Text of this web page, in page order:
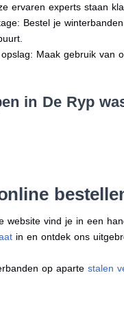
ervaren experts staan
Bestel je
Maak gebruik van
in De Ryp
website vind je in een
in en ontdek ons
op apartestalen